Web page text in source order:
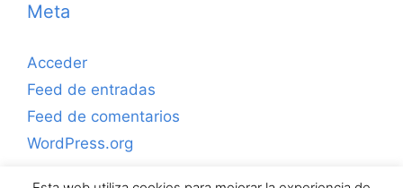
Meta
Acceder
Feed de entradas
Feed de comentarios
WordPress.org